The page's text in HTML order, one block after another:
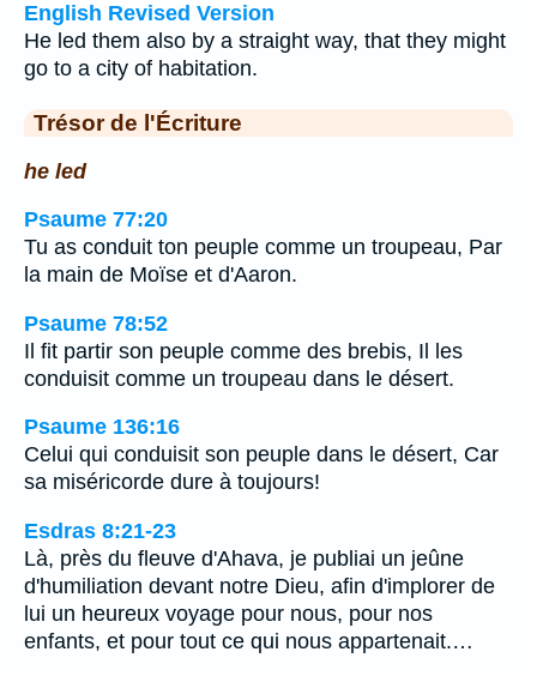
English Revised Version
He led them also by a straight way, that they might
go to a city of habitation.
Trésor de l'Écriture
he led
Psaume 77:20
Tu as conduit ton peuple comme un troupeau, Par
la main de Moïse et d'Aaron.
Psaume 78:52
Il fit partir son peuple comme des brebis, Il les
conduisit comme un troupeau dans le désert.
Psaume 136:16
Celui qui conduisit son peuple dans le désert, Car
sa miséricorde dure à toujours!
Esdras 8:21-23
Là, près du fleuve d'Ahava, je publiai un jeûne
d'humiliation devant notre Dieu, afin d'implorer de
lui un heureux voyage pour nous, pour nos
enfants, et pour tout ce qui nous appartenait.…